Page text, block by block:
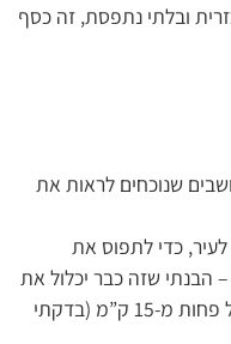
ובלתי נתפסת, זה כסף
שנוכחים לראות את
ביתר עילית. אתמול נסעתי לירושלים. לקחתי קו 6 לכניסה לעיר, כדי לתפוס את
פי בדיקה שעשיתי לפני כן – הבנתי שזה כבר יכלול את
נסיעת ההמשך לירושלים, משום שזה בתוך פחות מתשעים דקות, ומשום שזה בתוך רדיוס של פחות מ-15 ק”מ (בדקתי